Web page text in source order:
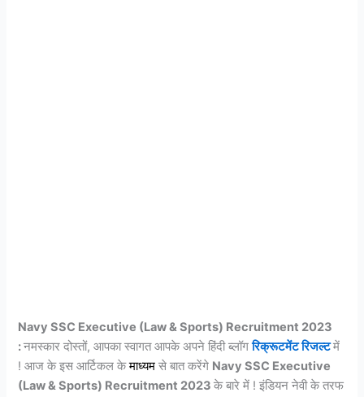
Navy SSC Executive (Law & Sports) Recruitment 2023
:नमस्कार दोस्तों, आपका स्वागत आपके अपने हिंदी ब्लॉगरिक्रूटमेंट रिजल्टमें
! आज के इस आर्टिकल केमाध्यमसे बात करेंगे Navy SSC Executive
(Law & Sports) Recruitment 2023 के बारे में ! इंडियन नेवी के तरफ